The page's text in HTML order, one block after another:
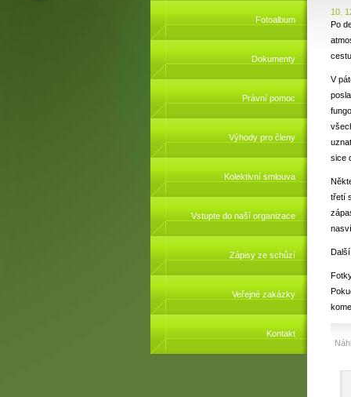
Fotoalbum
Dokumenty
Právní pomoc
Výhody pro členy
Kolektivní smlouva
Vstupte do naší organizace
Zápisy ze schůzí
Veřejné zakázky
Kontakt
10.
Po
V
sice
třetí